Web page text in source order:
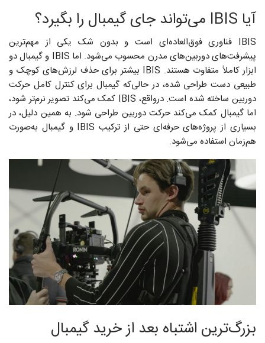
آیا IBIS می‌تواند جای گیمبال را بگیرد؟
IBIS فناوری فوق‌العاده‌ای است و بدون شک یکی از مهم‌ترین
پیشرفت‌های دوربین‌های مدرن محسوب می‌شود. اما IBIS و گیمبال دو
ابزار کاملاً متفاوت هستند. IBIS بیشتر برای حذف لرزش‌های کوچک و
طبیعی دست طراحی شده، در حالی‌که گیمبال برای کنترل کامل حرکت
دوربین ساخته شده است. درواقع، IBIS کمک می‌کند تصویر نرم‌تر شود،
اما گیمبال کمک می‌کند حرکت دوربین طراحی شود. به همین دلیل، در
بسیاری از پروژه‌های حرفه‌ای حتی از ترکیب IBIS و گیمبال به‌صورت
هم‌زمان استفاده می‌شود.
بزرگ‌ترین اشتباه بعد از خرید گیمبال